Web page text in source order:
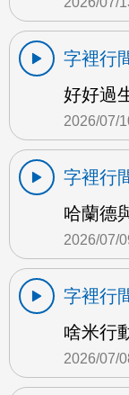
字裡行
好好過
2026/07/
字裡行
哈蘭德
2026/07/
字裡行
啥米行
2026/07/